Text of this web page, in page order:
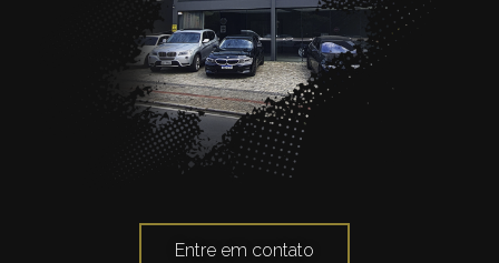
Entre em contato